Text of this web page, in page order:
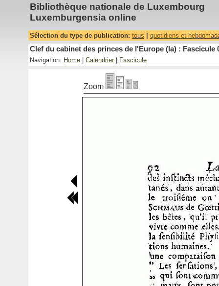
Bibliothèque nationale de Luxembourg
Luxemburgensia online
Sélection du type de publication: tous quotidiens et
Clef du cabinet des princes de l'Europe (la) : Fascicule
Navigation: Home Calendrier Fascicule
Zoom